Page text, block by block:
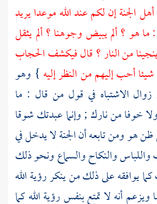
أهل الجنة إن لكم عند الله موعدا يريد
هو ؟ ألم يبيض وجوهنا ؟ ألم يثقل
من النار ؟ قال فيكشف الحجاب
أحب إليهم من النظر إليه } وهو
زوال الاشتباه في قول من قال : ما
خوفا من نارك ; وإنما عبدتك شوقا
ظن هو ومن تابعه أن الجنة لا يدخل في
واللباس والنكاح والسماع ونحو ذلك
كما يوافقه على ذلك من ينكر رؤية الله
ويزعم أنه لا تمتع بنفس رؤية الله كما